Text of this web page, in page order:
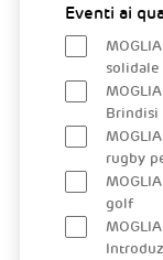
Eventi ai
solidale
Brindisi
rugby
golf